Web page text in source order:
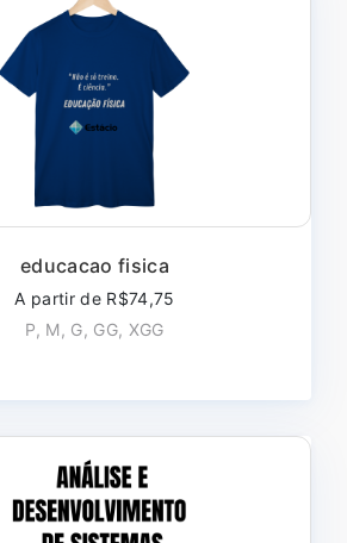
educacao fisica
A partir de R$74,75
P, M, G, GG, XGG